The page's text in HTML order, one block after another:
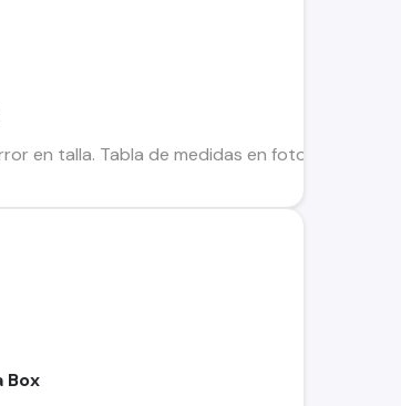
en talla. Tabla de medidas en fotos.
Box